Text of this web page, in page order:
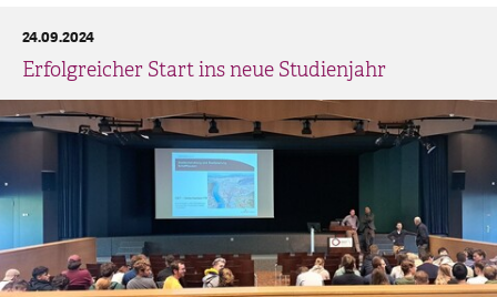
Erfolgreicher Start ins neue Studienjahr
24.09.2024